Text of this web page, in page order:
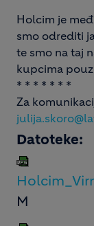
Holcim je
smo odrediti
te smo na taj
kupcima
* * * * * * *
Za
Datoteke:
M